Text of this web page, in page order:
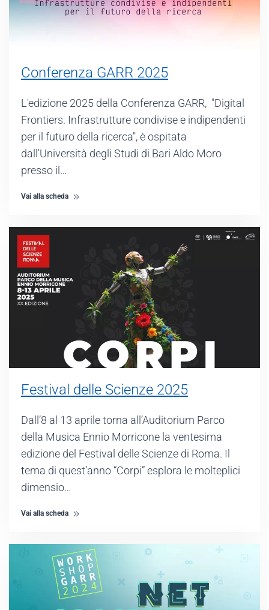
Conferenza GARR 2025
L'edizione 2025 della Conferenza GARR, "Digital
Frontiers. Infrastrutture condivise e indipendenti
per il futuro della ricerca", è ospitata
dall'Università degli Studi di Bari Aldo Moro
presso il…
Vai alla scheda
Festival delle Scienze 2025
Dall’8 al 13 aprile torna all’Auditorium Parco
della Musica Ennio Morricone la ventesima
edizione del Festival delle Scienze di Roma. Il
tema di quest’anno “Corpi” esplora le molteplici
dimensio…
Vai alla scheda